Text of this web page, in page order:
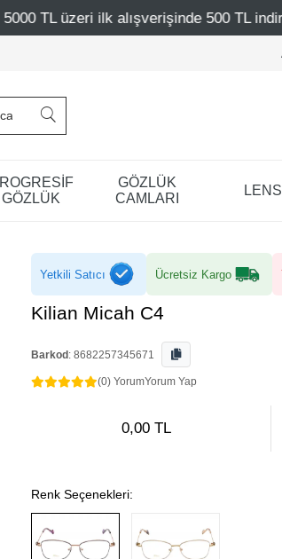
alışverişinde 500 TL indirim
GÖZLÜK
GÖZLÜK
CAMLARI
LENS
Yetkili Satıcı Ücretsiz Kargo
Kilian Micah C4
Barkod : 8682257345671
(0) YorumYorum Yap
0,00 TL
Renk Seçenekleri: